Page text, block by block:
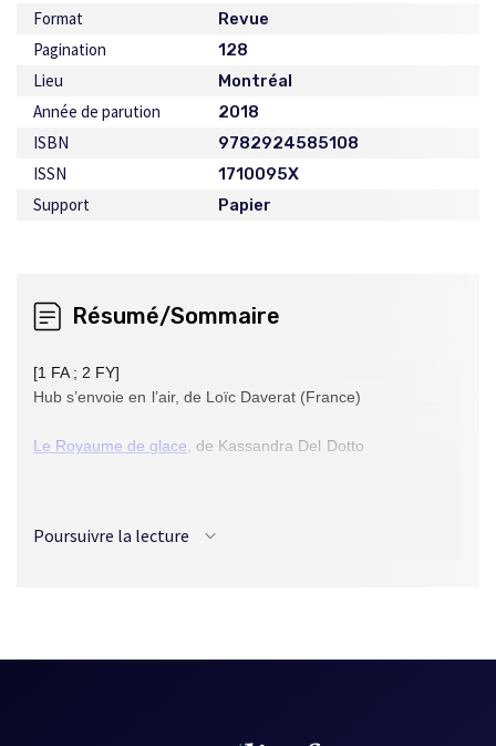
Format Revue
Pagination 128
Lieu Montréal
Année de parution 2018
ISBN 9782924585108
ISSN 1710095X
Support Papier
Résumé/Sommaire
[1 FA ; 2 FY]
Hub s’envoie en l’air, de Loïc Daverat (France)
Le Royaume de glace , de Kassandra Del Dotto
Oksana, de Fabien Rey (France)
trad. de l'anglais)
Poursuivre la lecture